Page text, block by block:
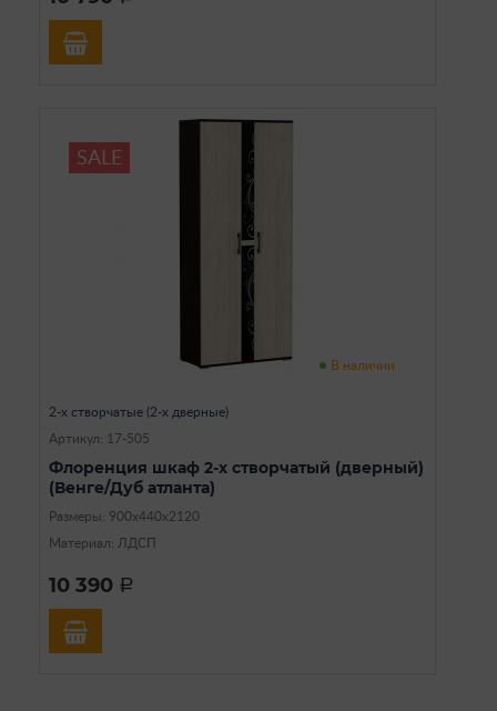
SALE
В наличии
2-х створчатые (2-х дверные)
Артикул: 17-505
Флоренция шкаф 2-х створчатый (дверный)
(Венге/Дуб атланта)
Размеры: 900х440х2120
Материал: ЛДСП
10 390 a